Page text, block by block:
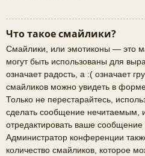
Что такое смайлики?
Смайлики, или эмотиконы — это
могут быть использованы для
означает радость, а :( означает
смайликов можно увидеть в
Только не перестарайтесь,
сделать сообщение нечитаемым,
отредактировать ваше
Администратор конференции
количество смайликов, которое